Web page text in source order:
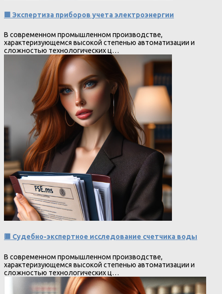
🟩 Экспертиза приборов учета электроэнергии
В современном промышленном производстве,
характеризующемся высокой степенью автоматизации и
сложностью технологических ц…
🟥 Судебно-экспертное исследование счетчика воды
В современном промышленном производстве,
характеризующемся высокой степенью автоматизации и
сложностью технологических ц…